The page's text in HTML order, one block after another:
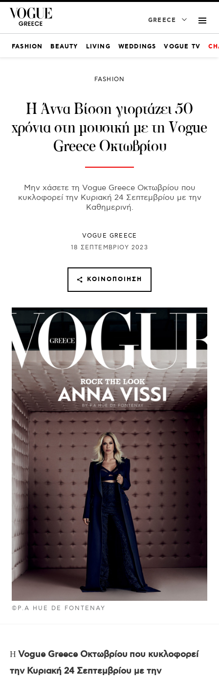
GREECE
FASHION BEAUTY LIVING WEDDINGS VOGUE TV
©P.A HUE DE FONTENAY
FASHION
Η Άννα Βίσση γιορτάζει 50
χρόνια στη μουσική με τη Vogue
Greece Οκτωβρίου
Μην χάσετε τη Vogue Greece Οκτωβρίου που
κυκλοφορεί την Κυριακή 24 Σεπτεμβρίου με την
Καθημερινή.
VOGUE GREECE
18 ΣΕΠΤΕΜΒΡΊΟΥ 2023
ΚΟΙΝΟΠΟΊΗΣΗ
Η Vogue Greece Οκτωβρίου που κυκλοφορεί
την Κυριακή 24 Σεπτεμβρίου με την